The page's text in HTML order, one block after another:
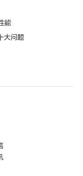
能
大问题